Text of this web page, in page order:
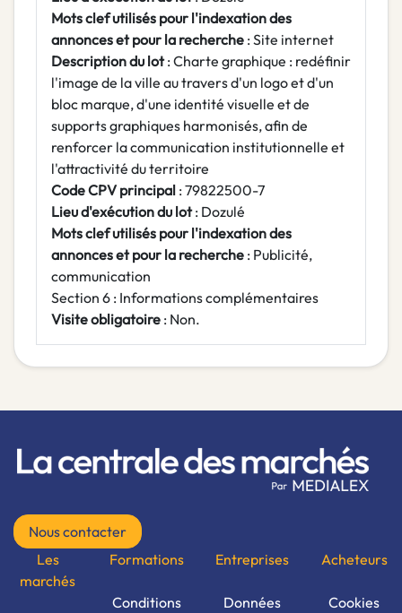
Mots clef utilisés pour l'indexation des
annonces et pour la recherche : Site internet
Description du lot: Charte graphique : redéfinir
l'image de la ville au travers d'un logo et d'un
bloc marque, d'une identité visuelle et de
supports graphiques harmonisés, afin de
renforcer la communication institutionnelle et
l'attractivité du territoire
Code CPV principal : 79822500-7
Lieu d'exécution du lot: Dozulé
Mots clef utilisés pour l'indexation des
annonces et pour la recherche : Publicité,
communication
Section 6 : Informations complémentaires
Visite obligatoire : Non.
Nous contacter
Les
marchés
Formations
Conditions
Entreprises
Données
Acheteurs
Cookies